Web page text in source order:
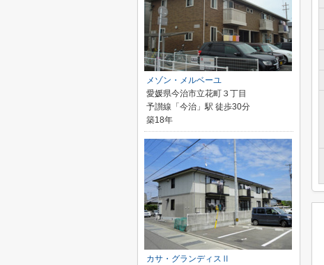
メゾン・メルベーユ
愛媛県今治市立花町３丁目
予讃線「今治」駅 徒歩30分
築18年
カサ・グランディスⅡ